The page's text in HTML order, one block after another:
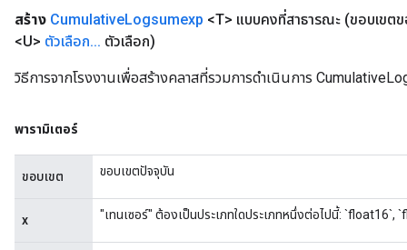
สร้าง CumulativeLogsumexp <T> แบบคงที่สาธารณะ (ขอบเขต
<U> ตัวเลือก... ตัวเลือก)
วิธีการจากโรงงานเพื่อสร้างคลาสที่รวมการดำเนินการ
พารามิเตอร์
ขอบเขต ขอบเขตปัจจุบัน
x "เทนเซอร์" ต้องเป็นประเภทใดประเภทหนึ่งต่อไปนี้: `float16`,